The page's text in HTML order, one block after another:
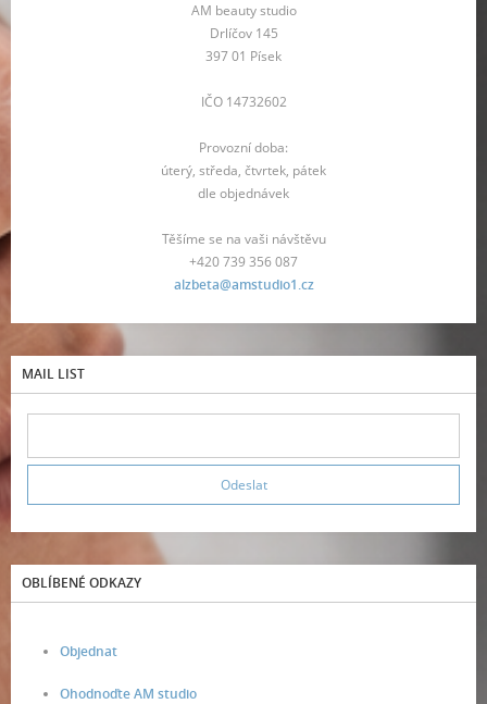
AM beauty studio
Drlíčov 145
397 01 Písek
IČO 14732602
Provozní doba:
úterý, středa, čtvrtek, pátek
dle objednávek
Těšíme se na vaši návštěvu
+420 739 356 087
alzbeta@amstudio1.cz
MAIL LIST
OBLÍBENÉ ODKAZY
Objednat
Ohodnoďte AM studio